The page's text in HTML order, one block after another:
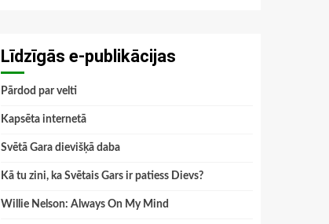
Līdzīgās e-publikācijas
Pārdod par velti
Kapsēta internetā
Svētā Gara dievišķā daba
Kā tu zini, ka Svētais Gars ir patiess Dievs?
Willie Nelson: Always On My Mind